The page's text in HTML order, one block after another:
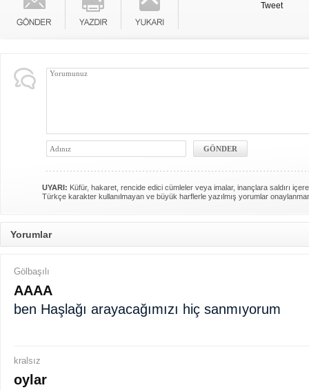
Tweet
UYARI: Küfür, hakaret, rencide edici cümleler veya imalar, inançlara saldırı
Türkçe karakter kullanılmayan ve büyük harflerle yazılmış yorumlar
Yorumlar
Gölbaşılı
AAAA
ben Haşlağı arayacağımızı hiç sanmıyorum
kralsız
oylar